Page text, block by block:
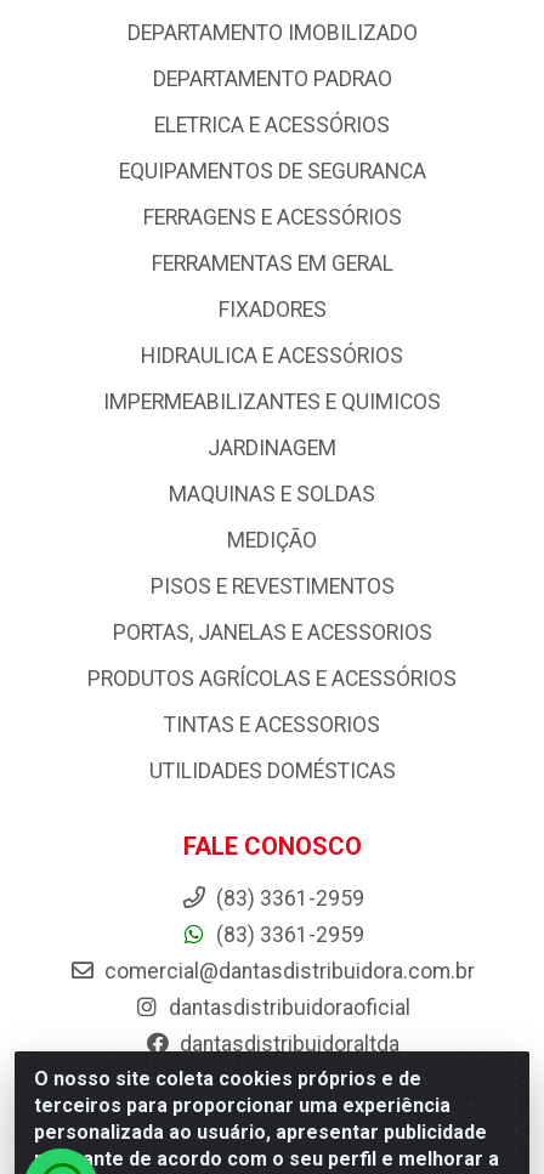
O nosso site coleta cookies próprios e de
terceiros para proporcionar uma experiência
personalizada ao usuário, apresentar publicidade
relevante de acordo com o seu perfil e melhorar a
DEPARTAMENTO IMOBILIZADO
DEPARTAMENTO PADRAO
ELETRICA E ACESSÓRIOS
EQUIPAMENTOS DE SEGURANCA
FERRAGENS E ACESSÓRIOS
FERRAMENTAS EM GERAL
FIXADORES
HIDRAULICA E ACESSÓRIOS
IMPERMEABILIZANTES E QUIMICOS
JARDINAGEM
MAQUINAS E SOLDAS
MEDIÇÃO
PISOS E REVESTIMENTOS
PORTAS, JANELAS E ACESSORIOS
PRODUTOS AGRÍCOLAS E ACESSÓRIOS
TINTAS E ACESSORIOS
UTILIDADES DOMÉSTICAS
FALE CONOSCO
(83) 3361-2959
(83) 3361-2959
comercial@dantasdistribuidora.com.br
dantasdistribuidoraoficial
dantasdistribuidoraltda
BAIXE JÁ O APP DA DANTAS